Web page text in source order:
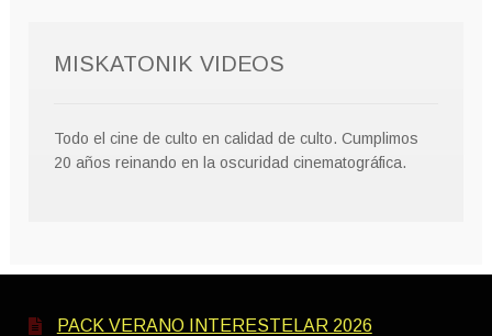
MISKATONIK VIDEOS
Todo el cine de culto en calidad de culto. Cumplimos
20 años reinando en la oscuridad cinematográfica.
PACK VERANO INTERESTELAR 2026